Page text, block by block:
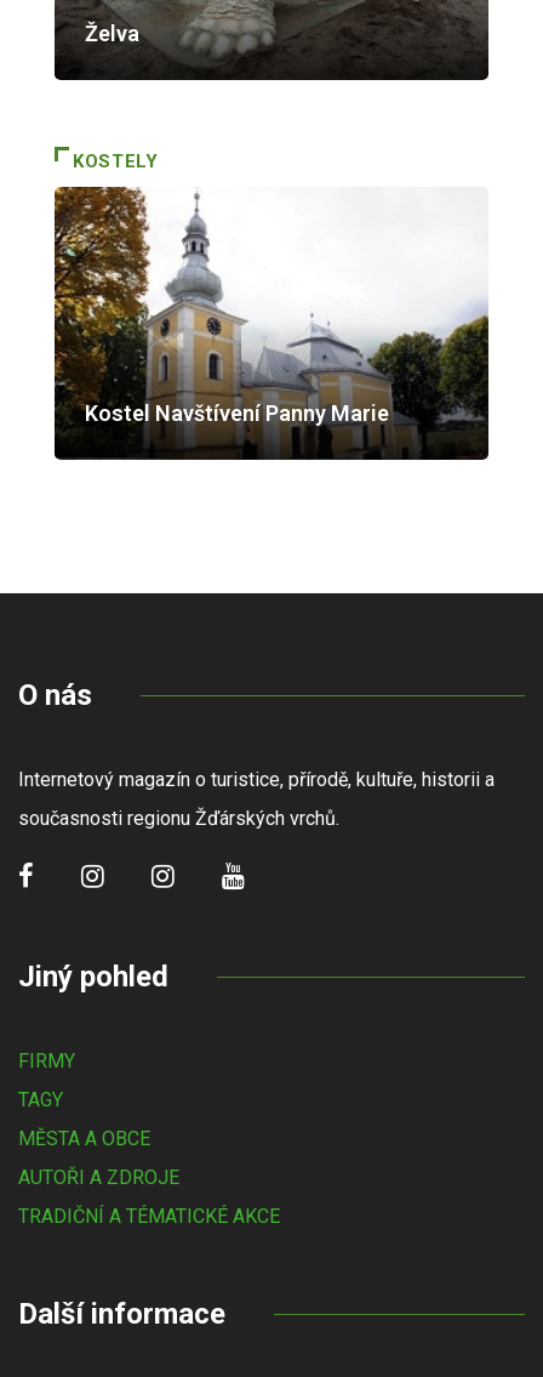
Želva
KOSTELY
Kostel Navštívení Panny Marie
O nás
Internetový magazín o turistice, přírodě, kultuře, historii a
současnosti regionu Žďárských vrchů.
Jiný pohled
FIRMY
TAGY
MĚSTA A OBCE
AUTOŘI A ZDROJE
TRADIČNÍ A TÉMATICKÉ AKCE
Další informace